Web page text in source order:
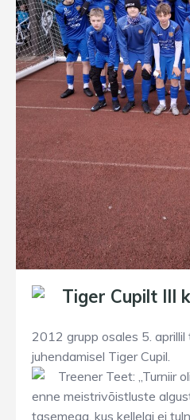
Tiger Cupilt III
2012 grupp osales 5.
juhendamisel Tiger Cupil.
Treener Teet: „Turniir
enne meistrivõistluste
tasemega, kus kellelgi ei